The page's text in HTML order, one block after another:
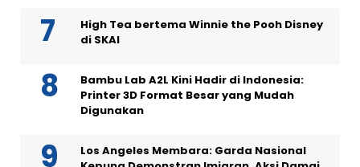
High Tea bertema Winnie the Pooh Disney
di SKAI
Bambu Lab A2L Kini Hadir di Indonesia:
Printer 3D Format Besar yang Mudah
Digunakan
Los Angeles Membara: Garda Nasional